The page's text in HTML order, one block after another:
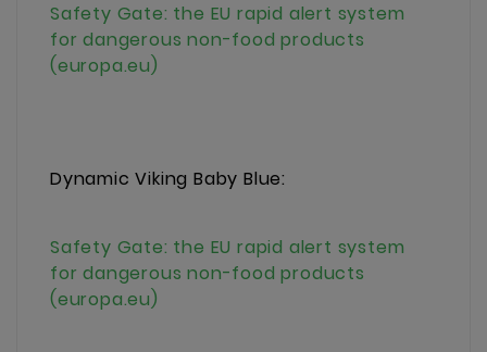
Safety Gate: the EU rapid alert system
for dangerous non-food products
(europa.eu)
DynamicViking Baby Blue:
Safety Gate: the EU rapid alert system
for dangerous non-food products
(europa.eu)